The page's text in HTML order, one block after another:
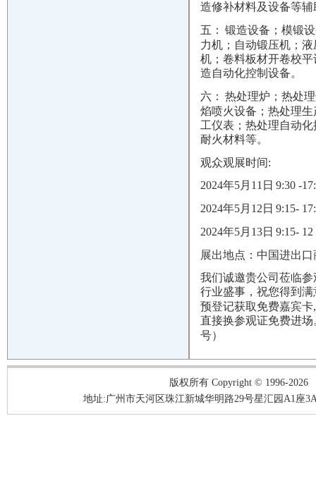
造修补材料及设备等
五： 锻造设备；模锻
力机；自动锻压机；
机；卷料板材开卷校
造自动化控制设备。
六： 热处理炉；热处
焰喷火设备；热处理
工仪表；热处理自动
耐火材料等。
观众观展时间:
2024年5月1 1 日 9:30 -
2024年5月1 2 日 9:15-
2024年5月 13日 9:15-
展出地点 ：中国进出
我们诚邀贵公司莅临
行业盛事，祝您得到
预登记获取免费嘉宾卡
直接换参观证免费进场
号）
版权所有 Copyright © 1996-2026
地址:广州市天河区珠江新城华明路29号星汇园A1座